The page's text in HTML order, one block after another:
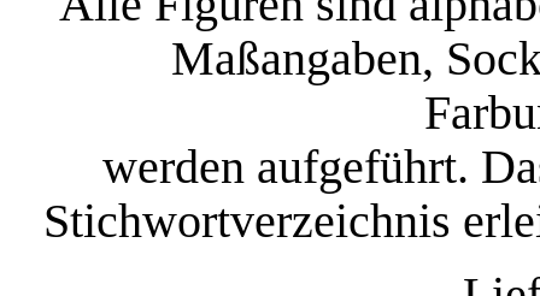
Maßangaben,
werden aufgeführt.
Stichwortverzeichnis